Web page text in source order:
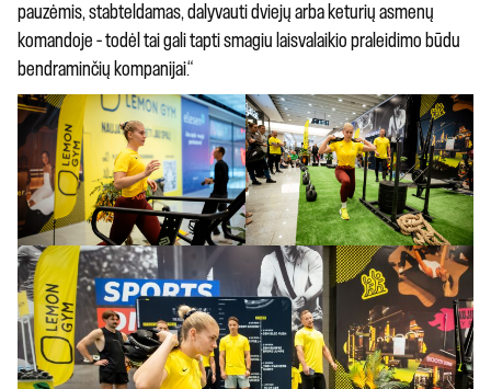
pauzėmis, stabteldamas, dalyvauti dviejų arba keturių asmenų
komandoje – todėl tai gali tapti smagiu laisvalaikio praleidimo būdu
bendraminčių kompanijai.“